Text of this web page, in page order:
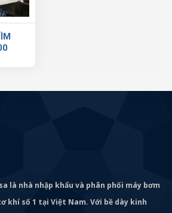
là nhà nhập khẩu và phân phối máy bơm
khí số 1 tại Việt Nam. Với bề dày kinh